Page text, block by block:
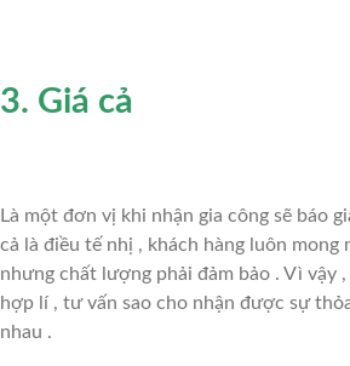
3. Giá cả
Là một đơn vị khi nhận gia công sẽ báo
cả là điều tế nhị , khách hàng luôn mong
nhưng chất lượng phải đảm bảo . Vì vậy
hợp lí , tư vấn sao cho nhận được sự
nhau .